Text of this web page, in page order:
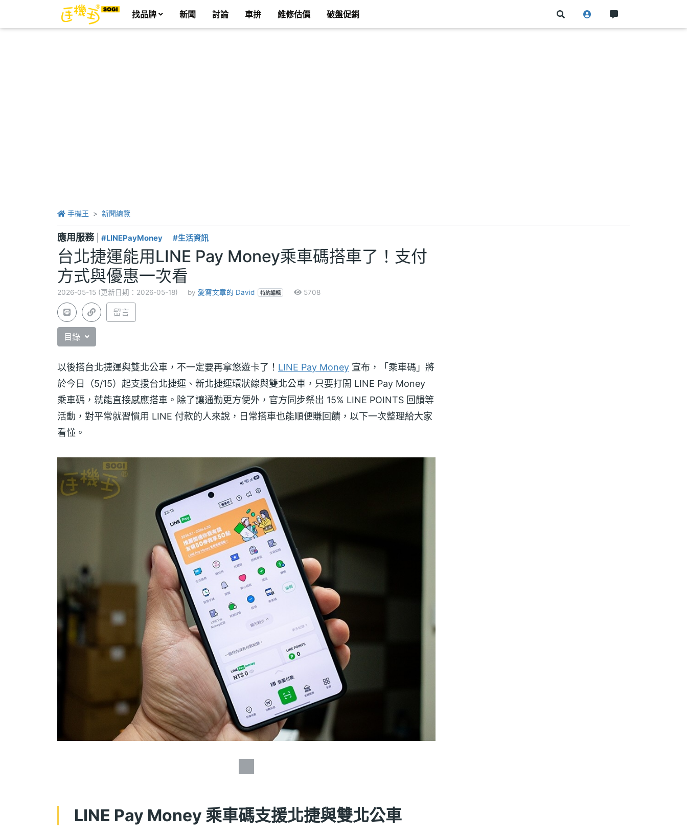
找品牌 新聞 討論 車拚 維修估價 破盤促銷
手機王 新聞總覽
應用服務 #LINEPayMoney #生活資訊
台北捷運能用LINE Pay Money乘車碼搭車了！支付
方式與優惠一次看
2026-05-15 (更新日期：2026-05-18) by 愛寫文章的 David 特約編輯 5708
留言
目錄
以後搭台北捷運與雙北公車，不一定要再拿悠遊卡了！ LINE Pay Money 宣布，「乘車碼」將
於今日（5/15）起支援台北捷運、新北捷運環狀線與雙北公車，只要打開 LINE Pay Money
乘車碼，就能直接感應搭車。除了讓通勤更方便外，官方同步祭出 15% LINE POINTS 回饋等
活動，對平常就習慣用 LINE 付款的人來說，日常搭車也能順便賺回饋，以下一次整理給大家
看懂。
LINE Pay Money 乘車碼支援北捷與雙北公車